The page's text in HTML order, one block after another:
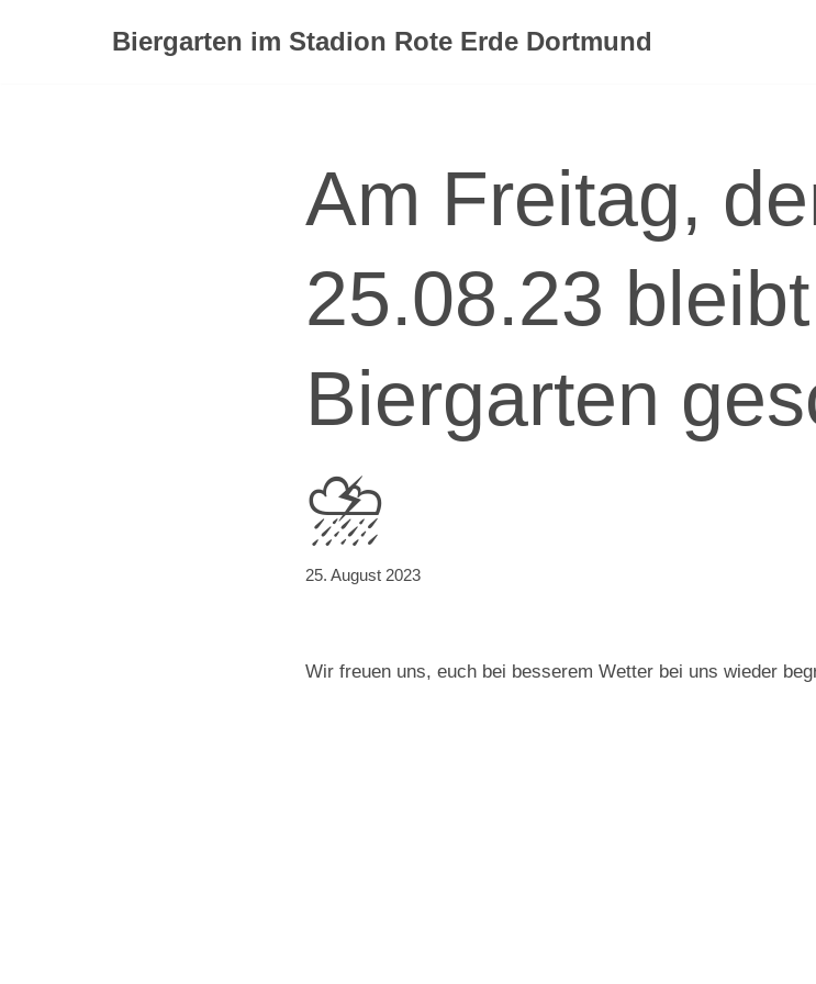
Biergarten im Stadion Rote Erde Dortmund
Am Freitag,
25.08.23
Biergarten
⛈️
25. August 2023
Wir freuen uns, euch bei besserem Wetter bei uns wieder